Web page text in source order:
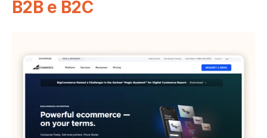
B2B e B2C